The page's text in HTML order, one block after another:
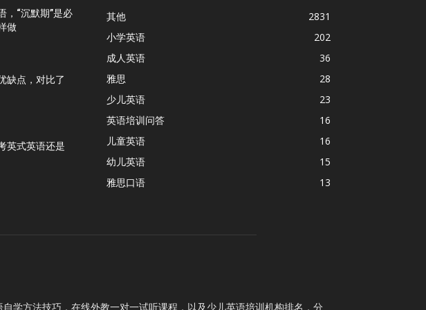
，“沉默期”是必
做
缺点，对比了
英式英语还是
其他
2831
小学英语
202
成人英语
36
雅思
28
少儿英语
23
英语培训问答
16
儿童英语
16
幼儿英语
15
雅思口语
13
学方法技巧，在线外教一对一试听课程，以及少儿英语培训机构排名，分